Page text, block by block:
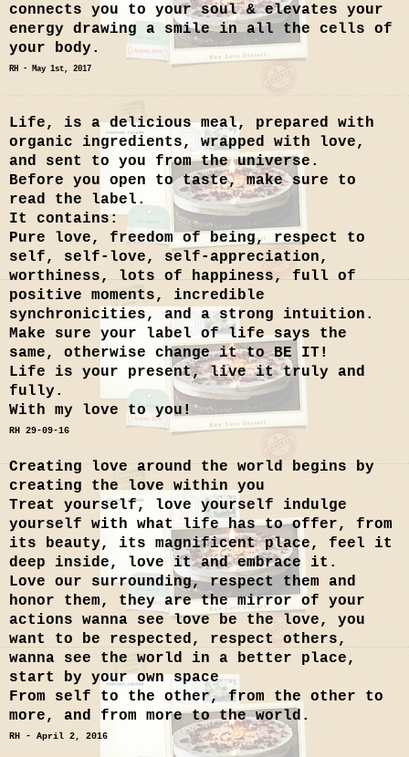
connects you to your soul & elevates your
energy drawing a smile in all the cells of
your body.
RH - May 1st, 2017
Life, is a delicious meal, prepared with
organic ingredients, wrapped with love,
and sent to you from the universe.
Before you open to taste, make sure to
read the label.
It contains:
Pure love, freedom of being, respect to
self, self-love, self-appreciation,
worthiness, lots of happiness, full of
positive moments, incredible
synchronicities, and a strong intuition.
Make sure your label of life says the
same, otherwise change it to BE IT!
Life is your present, live it truly and
fully.
With my love to you!
RH 29-09-16
Creating love around the world begins by
creating the love within you
Treat yourself, love yourself indulge
yourself with what life has to offer, from
its beauty, its magnificent place, feel it
deep inside, love it and embrace it.
Love our surrounding, respect them and
honor them, they are the mirror of your
actions wanna see love be the love, you
want to be respected, respect others,
wanna see the world in a better place,
start by your own space
From self to the other, from the other to
more, and from more to the world.
RH - April 2, 2016